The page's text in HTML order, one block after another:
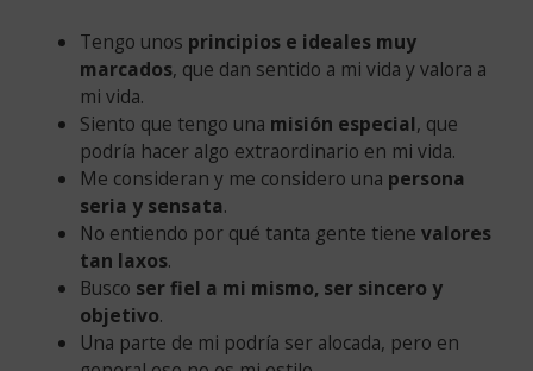
Tengo unos principios e ideales muy
marcados, que dan sentido a mi vida y valora a
mi vida.
Siento que tengo una misión especial, que
podría hacer algo extraordinario en mi vida.
Me consideran y me considero una persona
seria y sensata.
No entiendo por qué tanta gente tiene valores
tan laxos.
Busco ser fiel a mi mismo, ser sincero y
objetivo.
Una parte de mi podría ser alocada, pero en